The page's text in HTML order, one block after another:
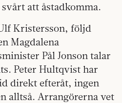
att åstadkomma.
Kristersson, följd
Magdalena
Pål Jonson talar
Peter Hultqvist har
direkt efteråt, ingen
alltså. Arrangörerna vet